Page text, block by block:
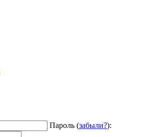
Пароль (забыли?):